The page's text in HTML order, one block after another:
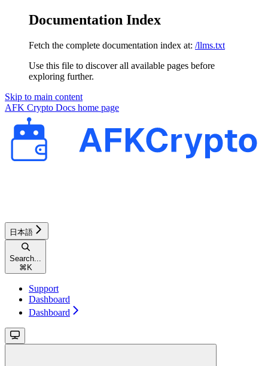
Documentation Index
Fetch the complete documentation index at: /llms.txt
Use this file to discover all available pages before
exploring further.
Skip to main content
AFK Crypto Docs home page
日本語
Search...
⌘ K
Support
Dashboard
Dashboard